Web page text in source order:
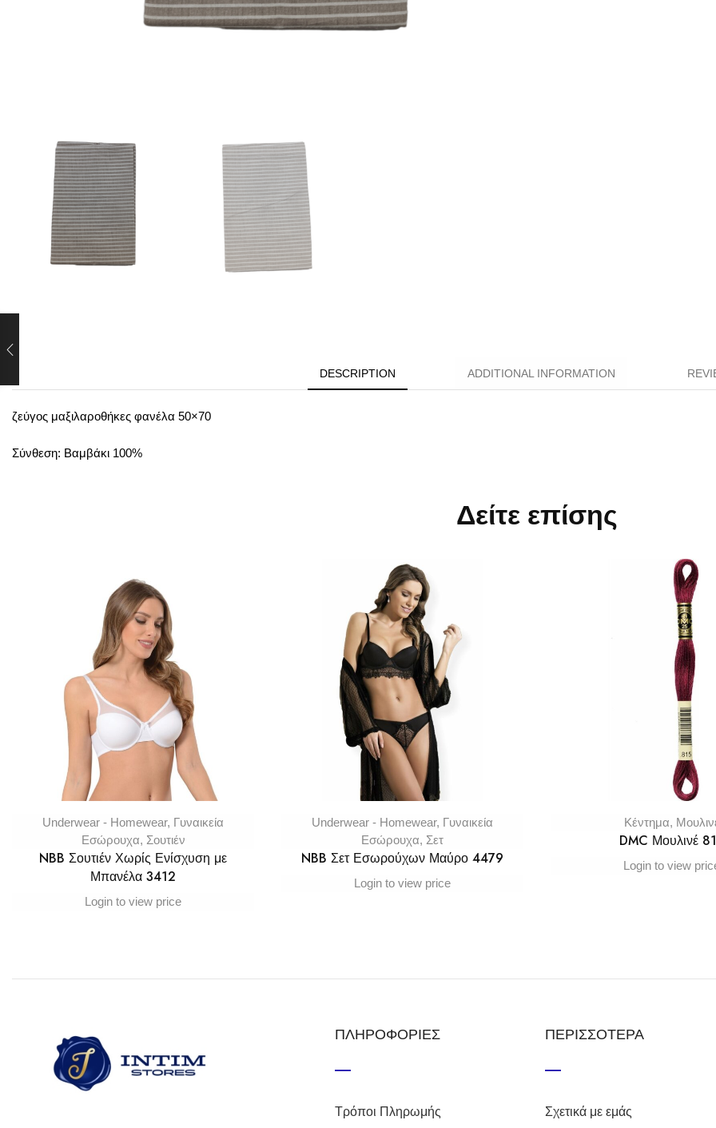
DESCRIPTION ADDITIONAL INFORMATION
ζεύγος μαξιλαροθήκες φανέλα 50×70
Σύνθεση: Βαμβάκι 100%
Δείτε επίσης
Underwear - Homewear, Γυναικεία
Εσώρουχα, Σουτιέν
NBB Σουτιέν Χωρίς Ενίσχυση με
Μπανέλα 3412
Login to view price
Underwear - Homewear, Γυναικεία
Εσώρουχα, Σετ
NBB Σετ Εσωρούχων Μαύρο 4479
Login to view price
Κέντημα,
DMC Μουλινέ
Login to view
ΠΛΗΡΟΦΟΡΙΕΣ
Τρόποι Πληρωμής
ΠΕΡΙΣΣΟΤΕΡΑ
Σχετικά με εμάς